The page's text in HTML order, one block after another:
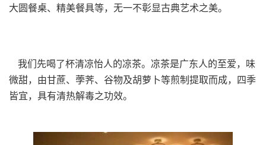
大圆餐桌、精美餐具等，无一不彰显古典艺术之美。
我们先喝了杯清凉怡人的凉茶。凉茶是广东人的至爱，味
微甜，由甘蔗、荸荠、谷物及胡萝卜等煎制提取而成，四季
皆宜，具有清热解毒之功效。